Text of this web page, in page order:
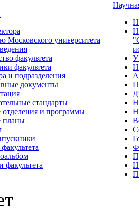
Московского университета
факультета
факультета
и подразделения
документы
стандарты
и программы
планы
факультета